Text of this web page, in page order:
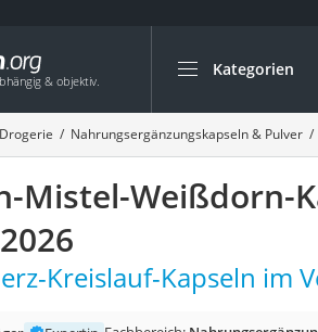
Kategorien
Die beliebtesten
Drogerie
Inhalator
Haarschneider
Katzenklappe (Chip)
Drogerie Nahrungsergänzungskapseln & Pulver
Mistel-Weißdorn-
Kreislauf-Kapseln im